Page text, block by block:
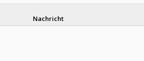
Nachricht